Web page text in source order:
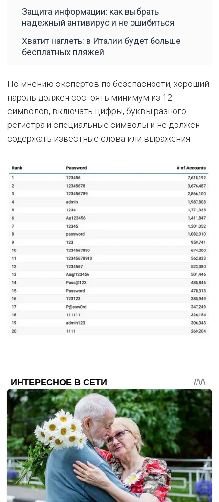
Защита информации: как выбрать
надежный антивирус и не ошибиться
Хватит наглеть: в Италии будет больше
бесплатных пляжей
По мнению экспертов по безопасности, хороший
пароль должен состоять минимум из 12
символов, включать цифры, буквы разного
регистра и специальные символы и не должен
содержать известные слова или выражения.